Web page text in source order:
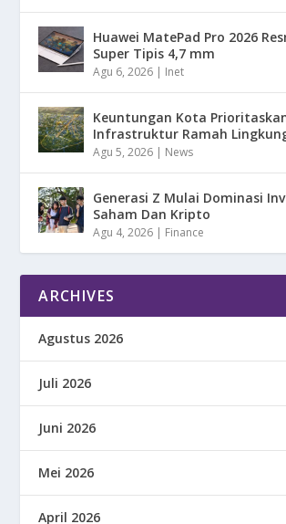
Huawei MatePad Pro 2026
Super Tipis 4,7 mm
Agu 6, 2026 | Inet
Keuntungan Kota
Infrastruktur Ramah
Agu 5, 2026 | News
Generasi Z Mulai Dominasi
Saham Dan Kripto
Agu 4, 2026 | Finance
ARCHIVES
Agustus 2026
Juli 2026
Juni 2026
Mei 2026
April 2026